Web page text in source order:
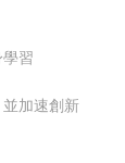
習
加速創新